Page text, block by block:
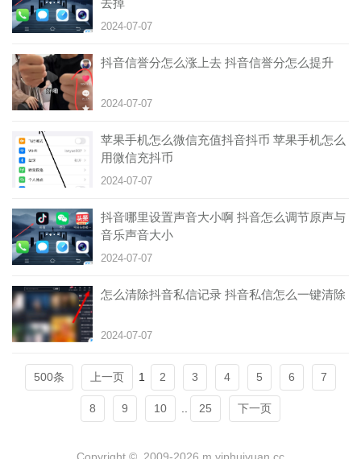
去掉
2024-07-07
抖音信誉分怎么涨上去 抖音信誉分怎么提升
2024-07-07
苹果手机怎么微信充值抖音抖币 苹果手机怎么
用微信充抖币
2024-07-07
抖音哪里设置声音大小啊 抖音怎么调节原声与
音乐声音大小
2024-07-07
怎么清除抖音私信记录 抖音私信怎么一键清除
2024-07-07
500条 上一页 1 2 3 4 5 6 7
8 9 10 25 下一页